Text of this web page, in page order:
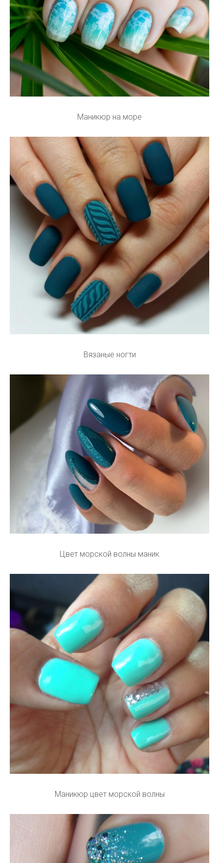
Маникюр на море
Вязаные ногти
Цвет морской волны маник
Маникюр цвет морской волны